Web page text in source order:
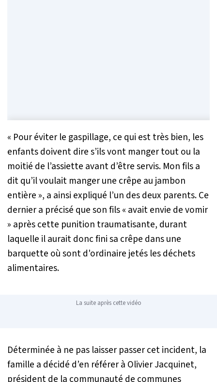
« Pour éviter le gaspillage, ce qui est très bien, les
enfants doivent dire s’ils vont manger tout ou la
moitié de l’assiette avant d’être servis. Mon fils a
dit qu’il voulait manger une crêpe au jambon
entière », a ainsi expliqué l’un des deux parents. Ce
dernier a précisé que son fils « avait envie de vomir
» après cette punition traumatisante, durant
laquelle il aurait donc fini sa crêpe dans une
barquette où sont d'ordinaire jetés les déchets
alimentaires.
La suite après cette vidéo
Déterminée à ne pas laisser passer cet incident, la
famille a décidé d’en référer à Olivier Jacquinet,
président de la communauté de communes